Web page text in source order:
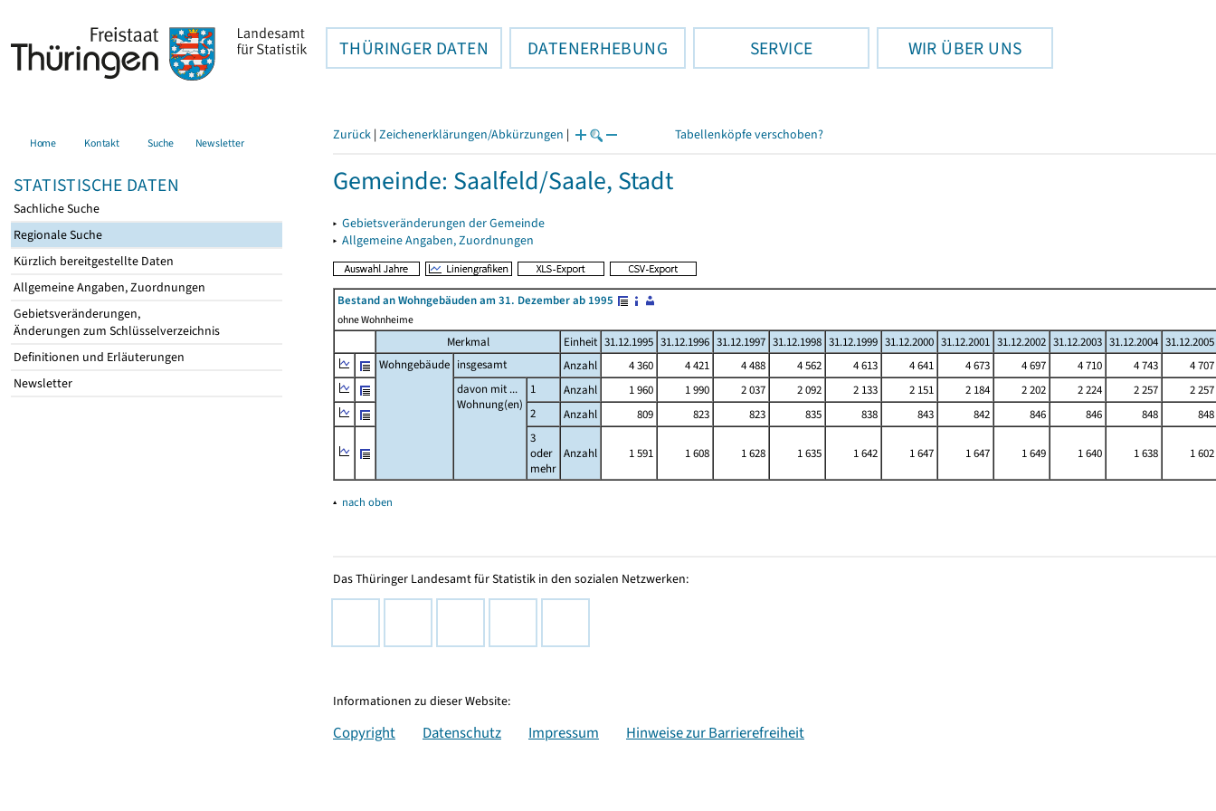
THÜRINGER DATEN DATENERHEBUNG SERVICE WIR ÜBER UNS
Home Kontakt Suche Newsletter
STATISTISCHE DATEN
Sachliche Suche
Regionale Suche
Kürzlich bereitgestellte Daten
Allgemeine Angaben, Zuordnungen
Gebietsveränderungen,
Änderungen zum Schlüsselverzeichnis
Definitionen und Erläuterungen
Newsletter
Zurück | Zeichenerklärungen/Abkürzungen | Tabellenköpfe verschoben?
Gemeinde: Saalfeld/Saale, Stadt
▸ Gebietsveränderungen der Gemeinde
▸ Allgemeine Angaben, Zuordnungen
Bestand an Wohngebäuden am 31. Dezember ab 1995
ohne Wohnheime
Merkmal Einheit 31.12.1995 31.12.1996 31.12.1997 31.12.1998 31.12.1999 31.12.2000 31.12.2001 31.12.2002 31.12.2003 31.12.2004 31.12.2005
Wohngebäude insgesamt Anzahl 4 360 4 421 4 488 4 562 4 613 4 641 4 673 4 697 4 710 4 743
4 707
davon mit ...
Wohnung(en)
1 Anzahl 1 960 1 990 2 037 2 092 2 133 2 151 2 184 2 202 2 224 2 257
2 257
2
Anzahl 809 823 823 835 838 843 842 846 846 848
848
3
oder
mehr
Anzahl 1 591 1 608 1 628 1 635 1 642 1 647 1 647 1 649 1 640 1 638 1 602
▴ nach oben
Das Thüringer Landesamt für Statistik in den sozialen Netzwerken:
Informationen zu dieser Website:
Copyright Datenschutz Impressum Hinweise zur Barrierefreiheit